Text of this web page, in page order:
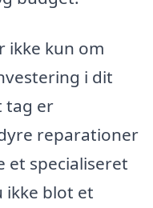
ikke kun om
i dit
tag er
reparationer
et specialiseret
ikke blot et